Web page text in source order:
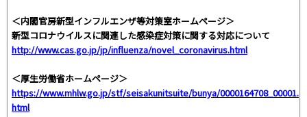
＜内閣官房新型インフルエンザ等対策室ホームページ＞
新型コロナウイルスに関連した感染症対策に関する対応について
http://www.cas.go.jp/jp/influenza/novel_coronavirus.html
＜厚生労働省ホームページ＞
https://www.mhlw.go.jp/stf/seisakunitsuite/bunya/0000164708_00001.
html